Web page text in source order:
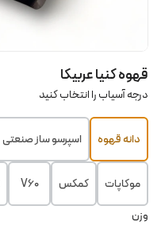
قهوه کنیا عربیکا
درجه آسیاب را انتخاب کنید
دانه قهوه اسپرسو ساز صنعتی
موکاپات کمکس V60
وزن